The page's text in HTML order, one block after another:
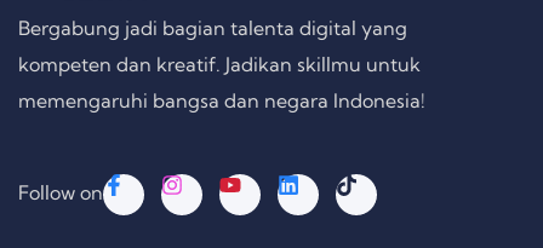
Bergabung jadi bagian talenta digital yang
kompeten dan kreatif. Jadikan skillmu untuk
memengaruhi bangsa dan negara Indonesia!
Follow on